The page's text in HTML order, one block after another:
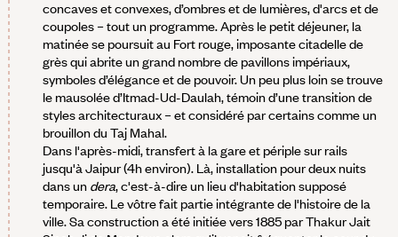
concaves et convexes, d’ombres et de lumières, d'arcs et de
coupoles – tout un programme. Après le petit déjeuner, la
matinée se poursuit au Fort rouge, imposante citadelle de
grès qui abrite un grand nombre de pavillons impériaux,
symboles d’élégance et de pouvoir. Un peu plus loin se trouve
le mausolée d’Itmad-Ud-Daulah, témoin d’une transition de
styles architecturaux – et considéré par certains comme un
brouillon du Taj Mahal.
Dans l'après-midi, transfert à la gare et périple sur rails
jusqu'à Jaipur (4h environ). Là, installation pour deux nuits
dans un dera, c'est-à-dire un lieu d'habitation supposé
temporaire. Le vôtre fait partie intégrante de l'histoire de la
ville. Sa construction a été initiée vers 1885 par Thakur Jait